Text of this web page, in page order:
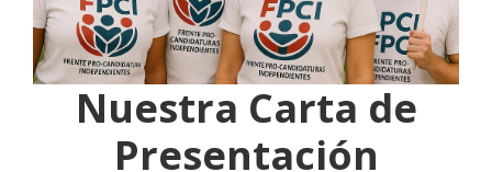
Nuestra Carta de
Presentación